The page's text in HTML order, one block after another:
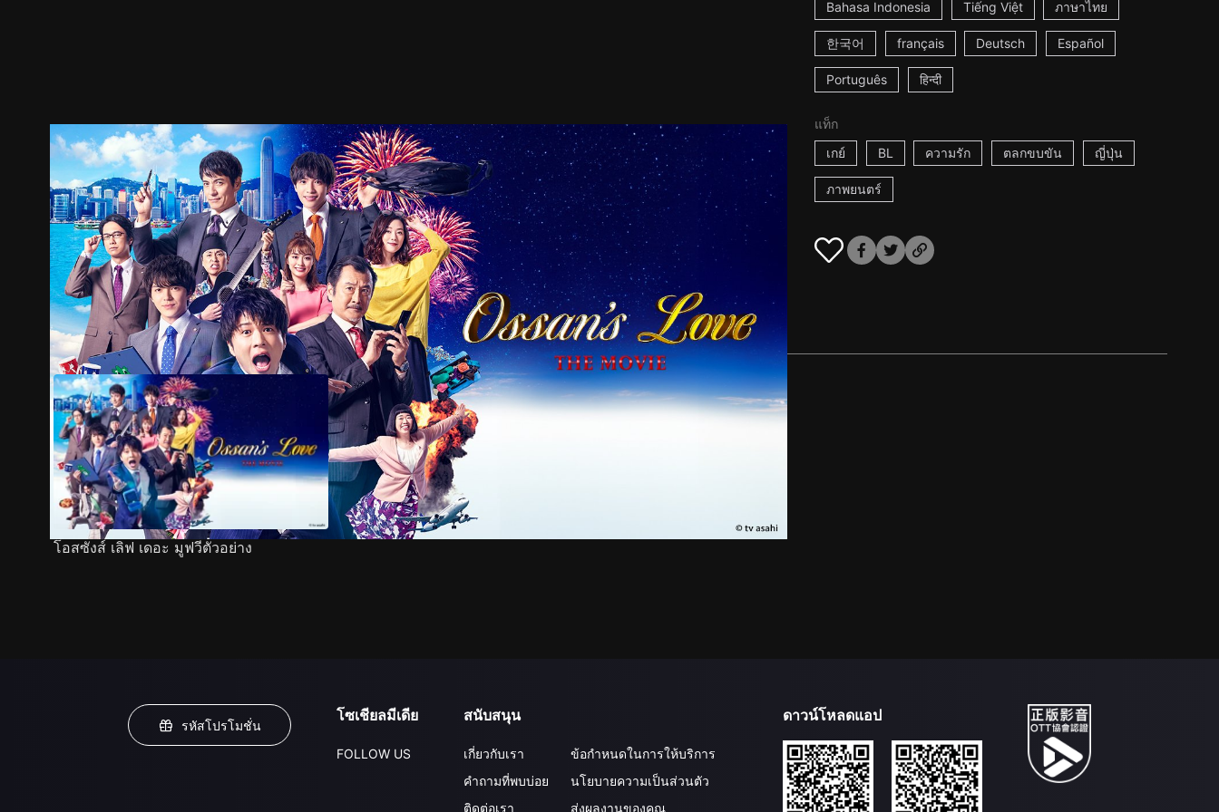
Bahasa Indonesia Tiếng Việt ภาษาไทย
한국어 français Deutsch Español
Português हिन्दी
แท็ก
เกย์
BL ความรัก ตลกขบขัน ญี่ปุ่น
ภาพยนตร์
ตัวอย่าง ภาพนิ่ง เนื้อหาที่แนะนำ รายละเอียด
โอสซังส์ เลิฟ เดอะ มูฟวีตัวอย่าง
รหัสโปรโมชั่น
โซเชียลมีเดีย
FOLLOW US
สนับสนุน
เกี่ยวกับเรา
คำถามที่พบบ่อย
ติดต่อเรา
ข้อกำหนดในการให้บริการ
นโยบายความเป็นส่วนตัว
ส่งผลงานของคุณ
ดาวน์โหลดแอป